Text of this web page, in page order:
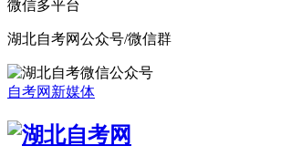
微信多平台
湖北自考网公众号/微信群
自考网新媒体